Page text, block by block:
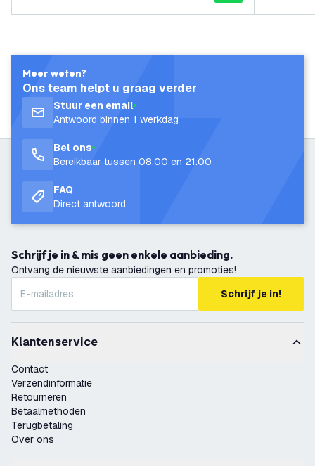
Meer weten?
Ons team helpt u graag verder
Stuur een email
Antwoord binnen 1 werkdag
Bel ons
Bereikbaar tussen 08:00 en 21:00
FAQ
Direct antwoord
Schrijf je in & mis geen enkele aanbieding.
Ontvang de nieuwste aanbiedingen en promoties!
Schrijf je in!
Klantenservice
Contact
Verzendinformatie
Retourneren
Betaalmethoden
Terugbetaling
Over ons